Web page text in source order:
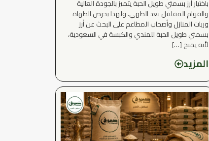
باختيار أرز بسمتي طويل الحبة يتميز بالجودة العالية
والقوام المفلفل بعد الطهي. ولهذا يحرص الطهاة
وربات المنازل وأصحاب المطاعم على البحث عن أرز
بسمتي طويل الحبة للمندي والكبسة في السعودية،
لأنه يمنح […]
المزيد